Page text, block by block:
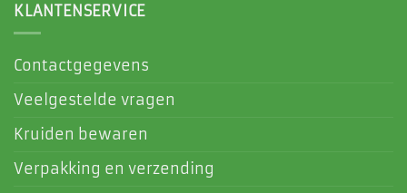
KLANTENSERVICE
Contactgegevens
Veelgestelde vragen
Kruiden bewaren
Verpakking en verzending